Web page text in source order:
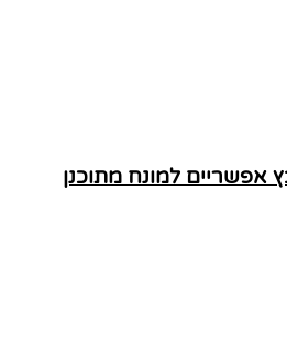
למונח מתוכנן